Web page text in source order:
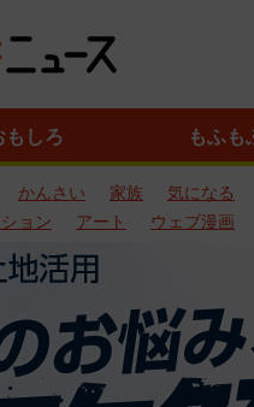
もしろ もふも
かんさい 家族 気になる
ョン アート ウェブ漫画